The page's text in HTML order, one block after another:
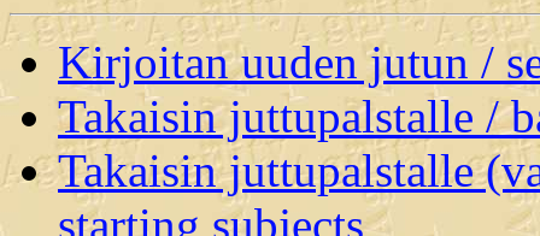
Kirjoitan uuden jutun /
Takaisin juttupalstalle /
Takaisin juttupalstalle
starting subjects